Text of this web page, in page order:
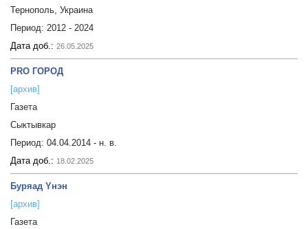
Тернополь, Украина
Период: 2012 - 2024
Дата доб.: 26.05.2025
PRO ГОРОД
[архив]
Газета
Сыктывкар
Период: 04.04.2014 - н. в.
Дата доб.: 18.02.2025
Буряад Yнэн
[архив]
Газета